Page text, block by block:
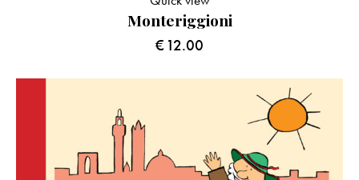
Monteriggioni
€12.00